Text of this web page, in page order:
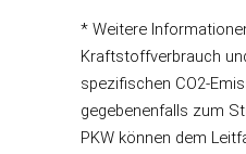
* Weitere
Kraftstoffverbrauch
spezifischen CO2-
gegebenenfalls zum
PKW können dem